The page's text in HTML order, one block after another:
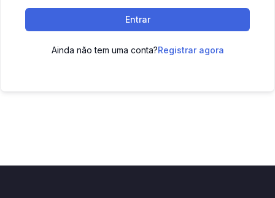
Entrar
Ainda não tem uma conta?Registrar agora